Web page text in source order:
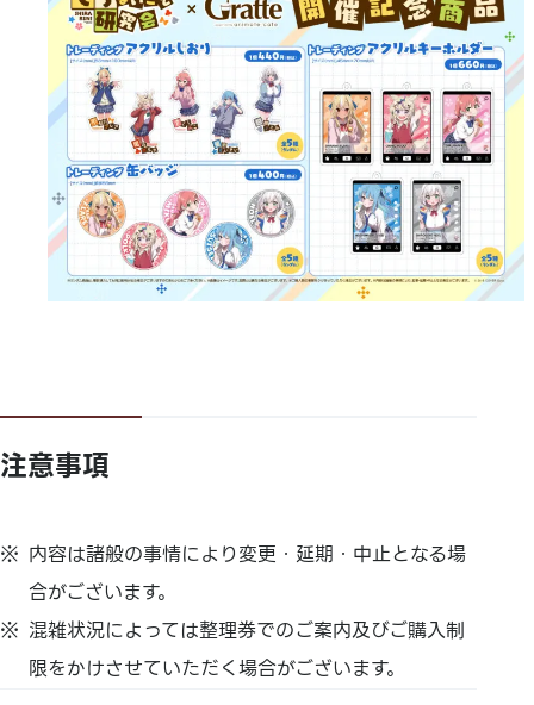
注意事項
内容は諸般の事情により変更・延期・中止となる場
合がございます。
混雑状況によっては整理券でのご案内及びご購入制
限をかけさせていただく場合がございます。